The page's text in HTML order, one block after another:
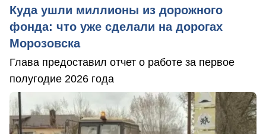
Куда ушли миллионы из дорожного
фонда: что уже сделали на дорогах
Морозовска
Глава предоставил отчет о работе за первое
полугодие 2026 года